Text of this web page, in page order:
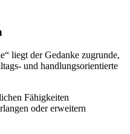
liegt der Gedanke zugrunde,
und handlungsorientierte
Fähigkeiten
oder erweitern